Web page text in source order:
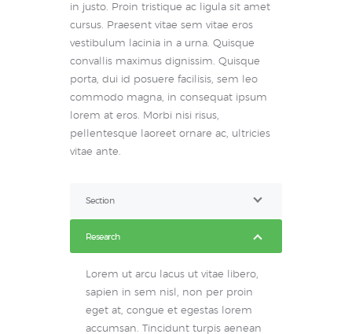
in justo. Proin tristique ac ligula sit amet
cursus. Praesent vitae sem vitae eros
vestibulum lacinia in a urna. Quisque
convallis maximus dignissim. Quisque
porta, dui id posuere facilisis, sem leo
commodo magna, in consequat ipsum
lorem at eros. Morbi nisi risus,
pellentesque laoreet ornare ac, ultricies
vitae ante.
Section
Research
Lorem ut arcu lacus ut vitae libero,
sapien in sem nisl, non per proin
eget at, congue et egestas lorem
accumsan. Tincidunt turpis aenean